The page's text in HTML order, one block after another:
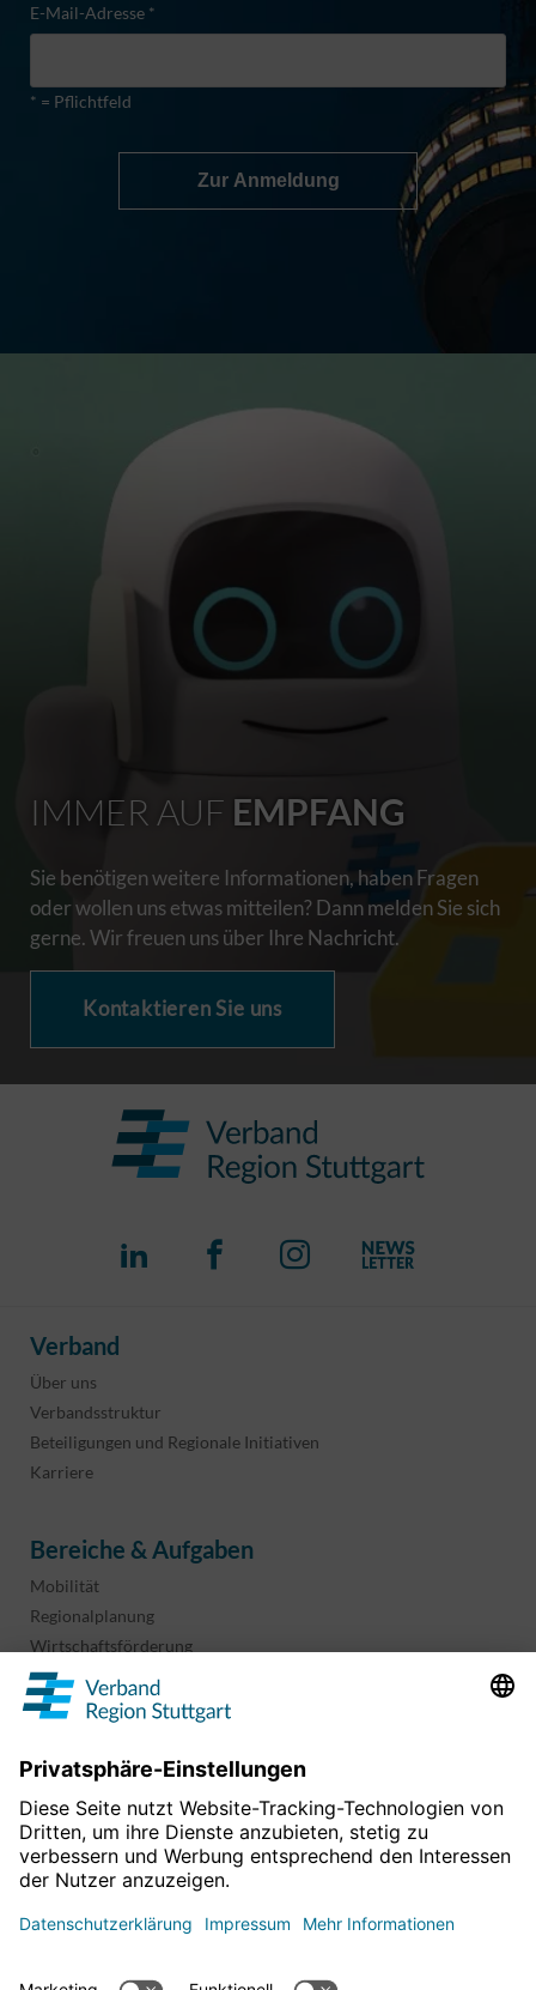
E-Mail-Adresse *
* = Pflichtfeld
Zur Anmeldung
IMMER AUF EMPFANG
Sie benötigen weitere Informationen, haben Fragen
oder wollen uns etwas mitteilen? Dann melden Sie sich
gerne. Wir freuen uns über Ihre Nachricht.
Kontaktieren Sie uns
Verband
Über uns
Verbandsstruktur
Beteiligungen und Regionale Initiativen
Karriere
Bereiche & Aufgaben
Mobilität
Regionalplanung
Wirtschaftsförderung
Sport und Kultur
Informationen & Downloads
Geoinformation